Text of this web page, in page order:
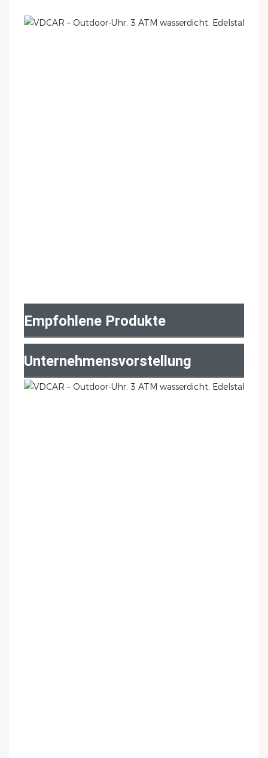
Empfohlene Produkte
Unternehmensvorstellung